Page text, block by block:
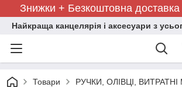
Знижки + Безкоштовна доставка
Найкраща канцелярія і аксесуари з
Товари РУЧКИ, ОЛІВЦІ, ВИТРАТНІ